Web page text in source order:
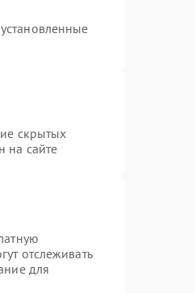
скрытых
на сайте
отслеживать
для